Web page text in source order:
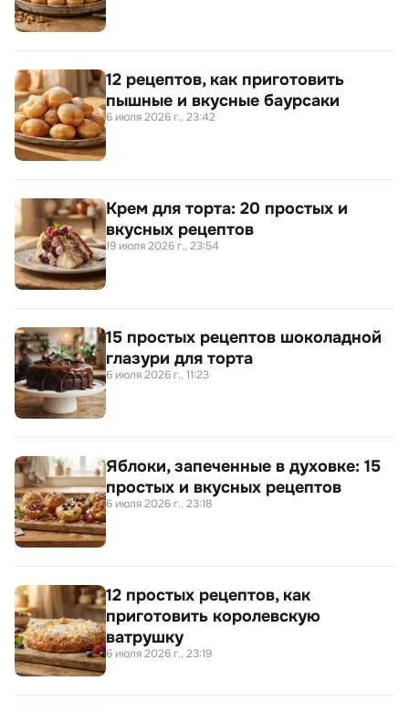
12 рецептов, как приготовить
пышные и вкусные баурсаки
6 июля 2026 г., 23:42
Крем для торта: 20 простых и
вкусных рецептов
19 июля 2026 г., 23:54
15 простых рецептов шоколадной
глазури для торта
6 июля 2026 г., 11:23
Яблоки, запеченные в духовке: 15
простых и вкусных рецептов
6 июля 2026 г., 23:18
12 простых рецептов, как
приготовить королевскую
ватрушку
6 июля 2026 г., 23:19